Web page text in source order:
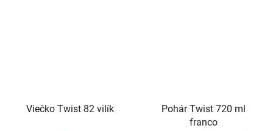
Viečko Twist 82 vilík
Pohár Twist 720 ml
franco